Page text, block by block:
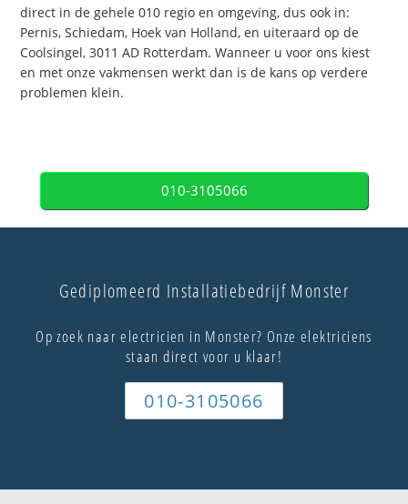
direct in de gehele 010 regio en omgeving, dus ook in:
Pernis, Schiedam, Hoek van Holland, en uiteraard op de
Coolsingel, 3011 AD Rotterdam. Wanneer u voor ons kiest
en met onze vakmensen werkt dan is de kans op verdere
problemen klein.
010-3105066
Gediplomeerd Installatiebedrijf Monster
Op zoek naar electricien in Monster? Onze elektriciens
staan direct voor u klaar!
010-3105066